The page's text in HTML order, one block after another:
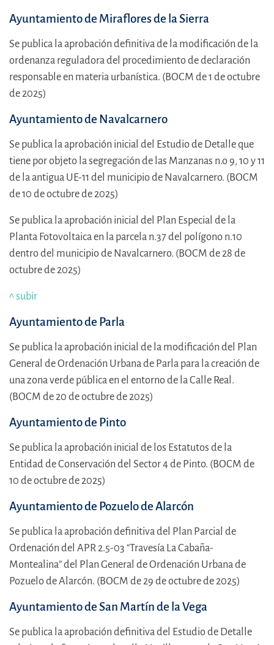
Ayuntamiento de Miraflores de la Sierra
Se publica la aprobación definitiva de la modificación de la
ordenanza reguladora del procedimiento de declaración
responsable en materia urbanística. (BOCM de 1 de octubre
de 2025)
Ayuntamiento de Navalcarnero
Se publica la aprobación inicial del Estudio de Detalle que
tiene por objeto la segregación de las Manzanas n.o 9, 10 y 11
de la antigua UE-11 del municipio de Navalcarnero. (BOCM
de 10 de octubre de 2025)
Se publica la aprobación inicial del Plan Especial de la
Planta Fotovoltaica en la parcela n.37 del polígono n.10
dentro del municipio de Navalcarnero. (BOCM de 28 de
octubre de 2025)
^ subir
Ayuntamiento de Parla
Se publica la aprobación inicial de la modificación del Plan
General de Ordenación Urbana de Parla para la creación de
una zona verde pública en el entorno de la Calle Real.
(BOCM de 20 de octubre de 2025)
Ayuntamiento de Pinto
Se publica la aprobación inicial de los Estatutos de la
Entidad de Conservación del Sector 4 de Pinto. (BOCM de
10 de octubre de 2025)
Ayuntamiento de Pozuelo de Alarcón
Se publica la aprobación definitiva del Plan Parcial de
Ordenación del APR 2.5-03 “Travesía La Cabaña-
Montealina” del Plan General de Ordenación Urbana de
Pozuelo de Alarcón. (BOCM de 29 de octubre de 2025)
Ayuntamiento de San Martín de la Vega
Se publica la aprobación definitiva del Estudio de Detalle